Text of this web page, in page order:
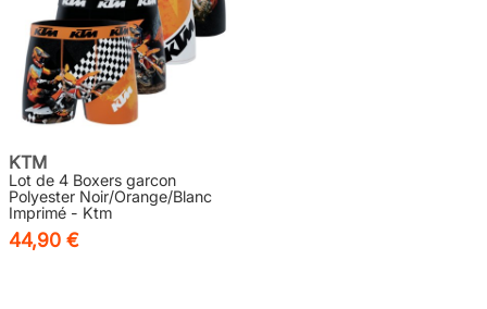
KTM
Lot de 4 Boxers garcon
Polyester Noir/Orange/Blanc
Imprimé - Ktm
44,90 €